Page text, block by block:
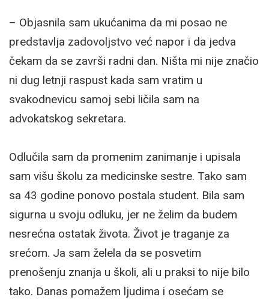
– Objasnila sam ukućanima da mi posao ne
predstavlja zadovoljstvo već napor i da jedva
čekam da se završi radni dan. Ništa mi nije značio
ni dug letnji raspust kada sam vratim u
svakodnevicu samoj sebi ličila sam na
advokatskog sekretara.
Odlučila sam da promenim zanimanje i upisala
sam višu školu za medicinske sestre. Tako sam
sa 43 godine ponovo postala student. Bila sam
sigurna u svoju odluku, jer ne želim da budem
nesrećna ostatak života. Život je traganje za
srećom. Ja sam želela da se posvetim
prenošenju znanja u školi, ali u praksi to nije bilo
tako. Danas pomažem ljudima i osećam se